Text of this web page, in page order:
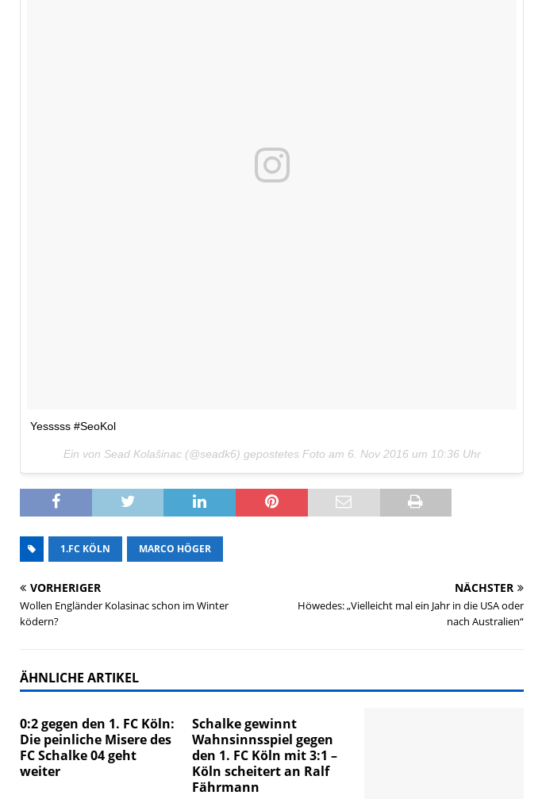
Yesssss #SeoKol
Ein von Sead Kolašinac (@seadk6) gepostetes Foto am 6. Nov 2016 um 10:36 Uhr
1.FC KÖLN MARCO HÖGER
VORHERIGER
Wollen Engländer Kolasinac schon im Winter
ködern?
NÄCHSTER
Höwedes: „Vielleicht mal ein Jahr in die USA oder
nach Australien“
ÄHNLICHE ARTIKEL
0:2 gegen den 1. FC Köln:
Die peinliche Misere des
FC Schalke 04 geht
weiter
Schalke gewinnt
Wahnsinnsspiel gegen
den 1. FC Köln mit 3:1 –
Köln scheitert an Ralf
Fährmann